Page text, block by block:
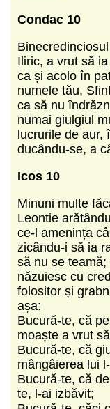
Condac 10
Iliric, a vrut să
ca și acolo în
numele tău,
ca să nu
numai giulgiul
lucrurile de aur,
ducându-se, a
Icos 10
Minuni multe
Leontie
ce-l amenința
zicându-i să ia
să nu se
năzuiesc cu
folositor și
așa:
Bucură-te, că
moaște a vrut
Bucură-te, că
mângâierea lui
Bucură-te, că
te, l-ai izbăvit;